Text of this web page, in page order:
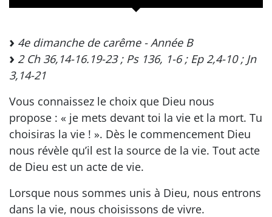
4e dimanche de carême - Année B
2 Ch 36,14-16.19-23 ; Ps 136, 1-6 ; Ep 2,4-10 ; Jn
3,14-21
Vous connaissez le choix que Dieu nous
propose : « je mets devant toi la vie et la mort. Tu
choisiras la vie ! ». Dès le commencement Dieu
nous révèle qu’il est la source de la vie. Tout acte
de Dieu est un acte de vie.
Lorsque nous sommes unis à Dieu, nous entrons
dans la vie, nous choisissons de vivre.